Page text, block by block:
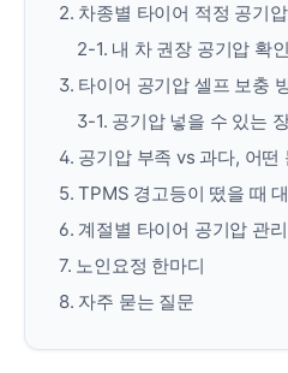
2. 차종별 타이어 적정 공기
2-1. 내 차 권장 공기압 확
3. 타이어 공기압 셀프 보충
3-1. 공기압 넣을 수 있는
4. 공기압 부족 vs 과다, 어떤
5. TPMS 경고등이 떴을 때
6. 계절별 타이어 공기압 관
7. 노인요정 한마디
8. 자주 묻는 질문